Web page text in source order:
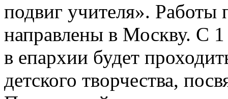
подвиг учителя». Работы
направлены в Москву. С
в епархии будет
детского творчества,